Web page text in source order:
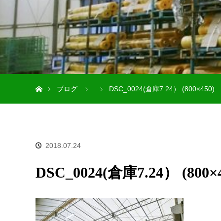
ブログ
DSC_0024(倉庫7.24） (800×450)
2018.07.24
DSC_0024(倉庫7.24）